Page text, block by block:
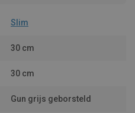
Slim
30 cm
30 cm
Gun grijs geborsteld